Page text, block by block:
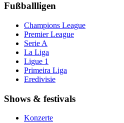
Fußballligen
Champions League
Premier League
Serie A
La Liga
Ligue 1
Primeira Liga
Eredivisie
Shows & festivals
Konzerte